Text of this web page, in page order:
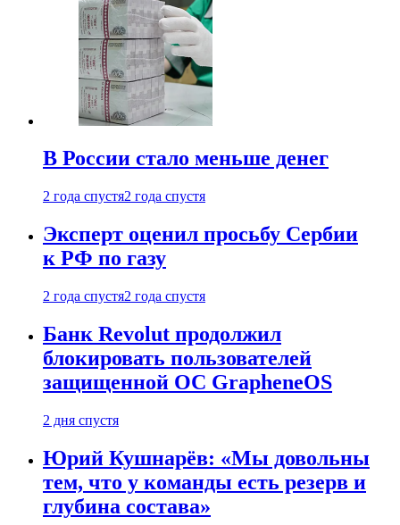
В России стало меньше денег
2 года спустя2 года спустя
Эксперт оценил просьбу Сербии
к РФ по газу
2 года спустя2 года спустя
Банк Revolut продолжил
блокировать пользователей
защищенной ОС GrapheneOS
2 дня спустя
Юрий Кушнарёв: «Мы довольны
тем, что у команды есть резерв и
глубина состава»